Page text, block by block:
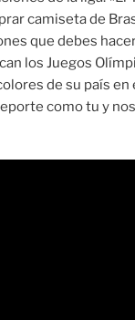
camiseta de
que debes
los Juegos
de su país en
como tu y